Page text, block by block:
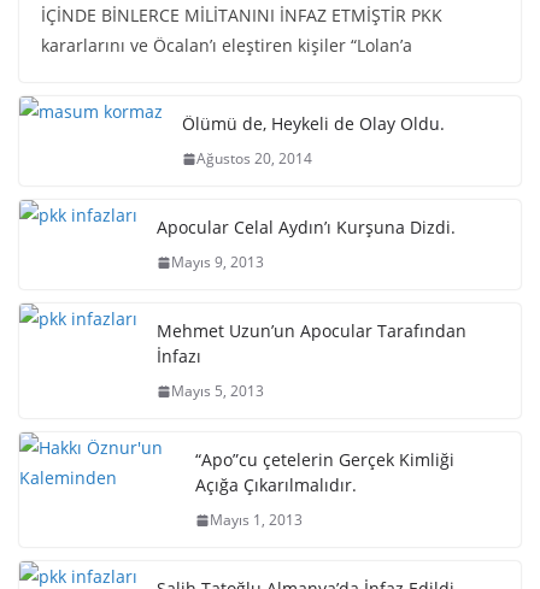
İÇİNDE BİNLERCE MİLİTANINI İNFAZ ETMİŞTİR PKK
kararlarını ve Öcalan’ı eleştiren kişiler “Lolan’a
Ölümü de, Heykeli de Olay Oldu.
Ağustos 20, 2014
Apocular Celal Aydın’ı Kurşuna Dizdi.
Mayıs 9, 2013
Mehmet Uzun’un Apocular Tarafından
İnfazı
Mayıs 5, 2013
“Apo”cu çetelerin Gerçek Kimliği
Açığa Çıkarılmalıdır.
Mayıs 1, 2013